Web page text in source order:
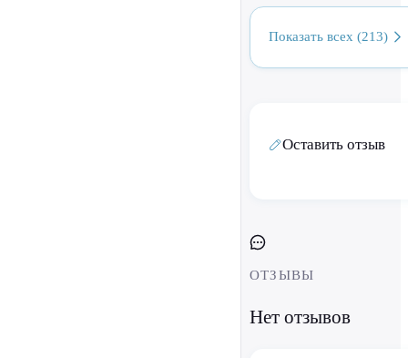
Показать всех (213)
Оставить отзыв
ОТЗЫВЫ
Нет отзывов